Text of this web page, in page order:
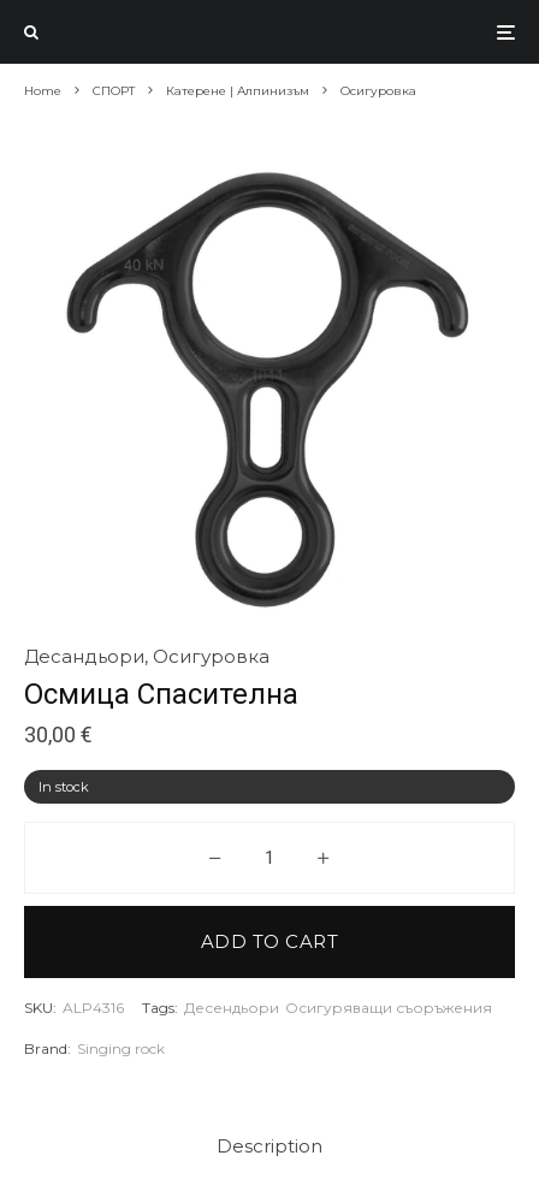
Home СПОРТ Катерене | Алпинизъм Осигуровка
Десандьори, Осигуровка
Осмица Спасителна
30,00 €
In stock
Осмица Спасителна quantity
ADD TO CART
SKU: ALP4316 Tags: Десендьори Осигуряващи съоръжения
Brand: Singing rock
Description